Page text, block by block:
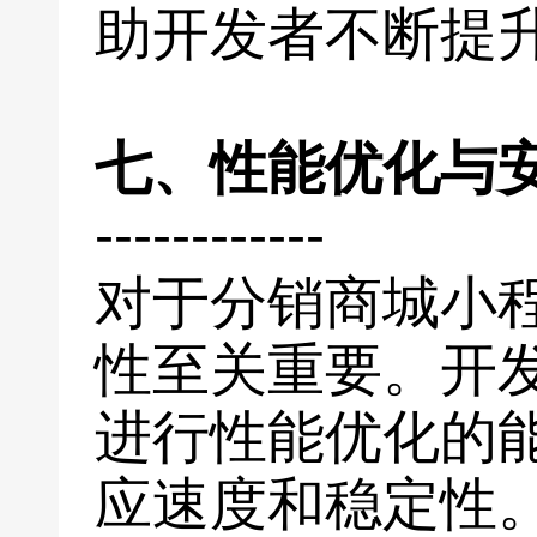
助开发者不断提
七、性能优化与
------------
对于分销商城小
性至关重要。开
进行性能优化的
应速度和稳定性